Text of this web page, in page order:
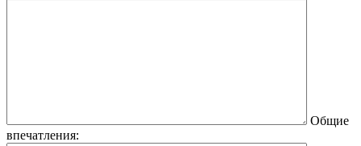
Общие
впечатления: